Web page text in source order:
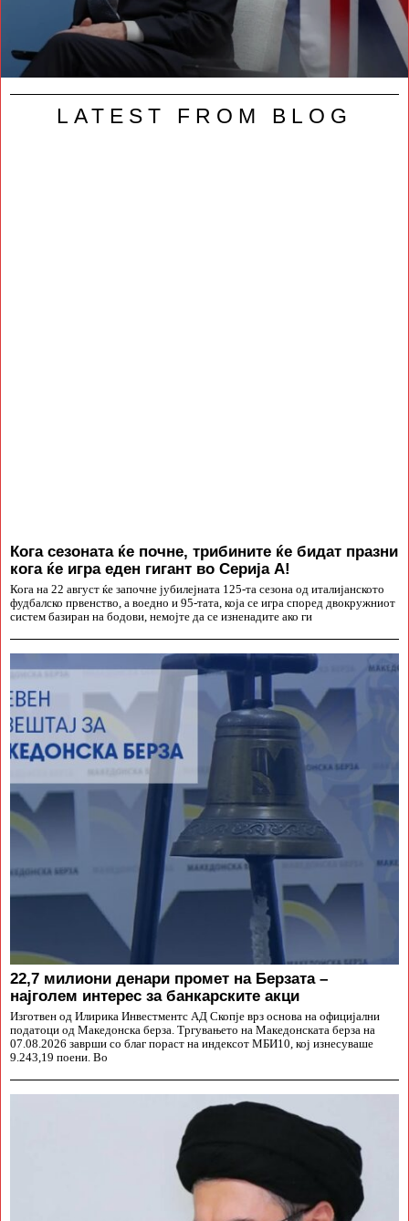
LATEST FROM BLOG
Кога сезоната ќе почне, трибините ќе бидат празни
кога ќе игра еден гигант во Серија А!
Кога на 22 август ќе започне јубилејната 125-та сезона од италијанското
фудбалско првенство, а воедно и 95-тата, која се игра според двокружниот
систем базиран на бодови, немојте да се изненадите ако ги
22,7 милиони денари промет на Берзата –
најголем интерес за банкарските акци
Изготвен од Илирика Инвестментс АД Скопје врз основа на официјални
податоци од Македонска берза. Тргувањето на Македонската берза на
07.08.2026 заврши со благ пораст на индексот МБИ10, кој изнесуваше
9.243,19 поени. Во